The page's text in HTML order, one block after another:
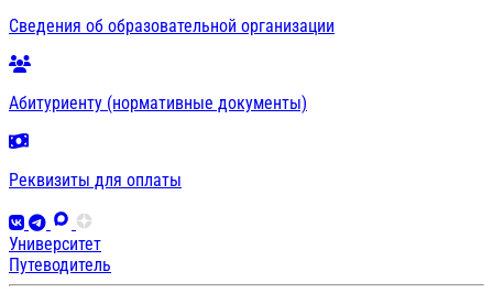
Сведения об образовательной организации
Абитуриенту (нормативные документы)
Реквизиты для оплаты
Университет
Путеводитель